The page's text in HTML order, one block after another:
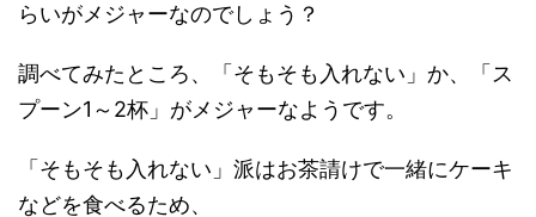
らいがメジャーなのでしょう？
調べてみたところ、「そもそも入れない」か、「ス
プーン1～2杯」がメジャーなようです。
「そもそも入れない」派はお茶請けで一緒にケーキ
などを食べるため、